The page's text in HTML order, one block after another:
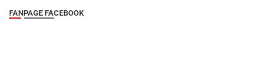
FANPAGE FACEBOOK